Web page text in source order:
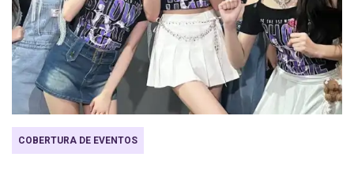
COBERTURA DE EVENTOS